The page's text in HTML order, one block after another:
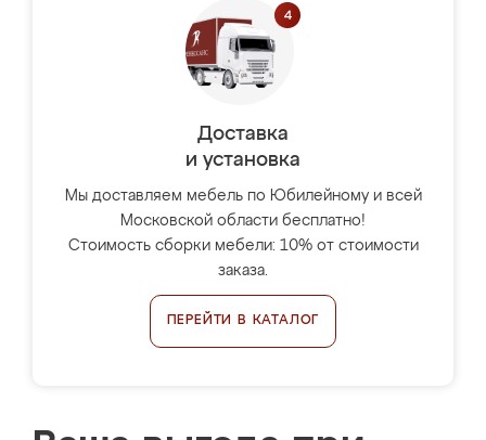
Доставка
и установка
Мы доставляем мебель по Юбилейному и всей
Московской области бесплатно!
Стоимость сборки мебели: 10% от стоимости
заказа.
ПЕРЕЙТИ В КАТАЛОГ